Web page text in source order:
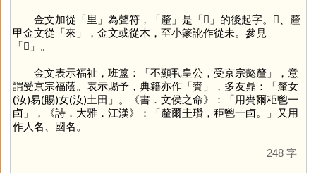
金文加從「里 」為聲符，「釐」是「𠩺 」的後起字。𠩺、釐
甲金文從「來 」，金文或從木，至小篆訛作從未。參見
「𠩺 」。
金文表示福祉，班簋：「丕顯丮皇公，受京宗懿釐」，意
謂受京宗福蔭。表示賜予，典籍亦作「賚 」，多友鼎：「釐女
(汝)易(賜)女(汝)土田」。《書．文侯之命》：「用賚爾秬鬯一
卣」，《詩．大雅．江漢》：「釐爾圭瓚，秬鬯一卣。」又用
作人名、國名。
248 字